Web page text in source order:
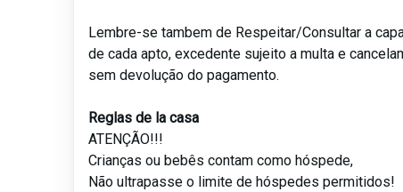
Lembre-se tambem de Respeitar/Consultar a
de cada apto, excedente sujeito a multa e
sem devolução do pagamento.
Reglas de la casa
ATENÇÃO!!!
Crianças ou bebês contam como hóspede,
Não ultrapasse o limite de hóspedes permitidos!